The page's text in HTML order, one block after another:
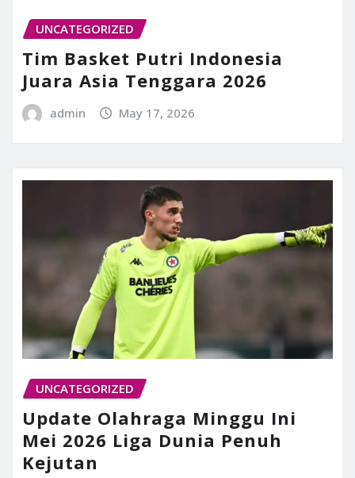
UNCATEGORIZED
Tim Basket Putri Indonesia
Juara Asia Tenggara 2026
admin May 17, 2026
UNCATEGORIZED
Update Olahraga Minggu Ini
Mei 2026 Liga Dunia Penuh
Kejutan